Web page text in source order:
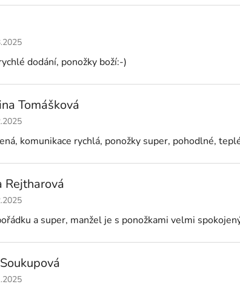
obchodu je 5 z 5 hvězdiček.
dodání, ponožky boží:-)
Tomášková
obchodu je 5 z 5 hvězdiček.
komunikace rychlá, ponožky super, pohodlné,
Rejtharová
obchodu je 5 z 5 hvězdiček.
a super, manžel je s ponožkami velmi
obchodu je 5 z 5 hvězdiček.